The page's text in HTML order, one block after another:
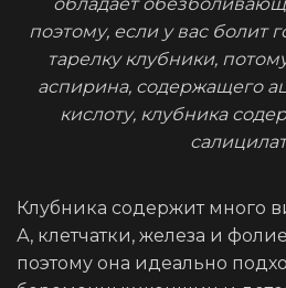
обладает
поэтому, если у вас болит
тарелку клубники,
аспирина, содержащего
кислоту, клубника
Клубника содержит много
А, клетчатки, железа и
поэтому она идеально